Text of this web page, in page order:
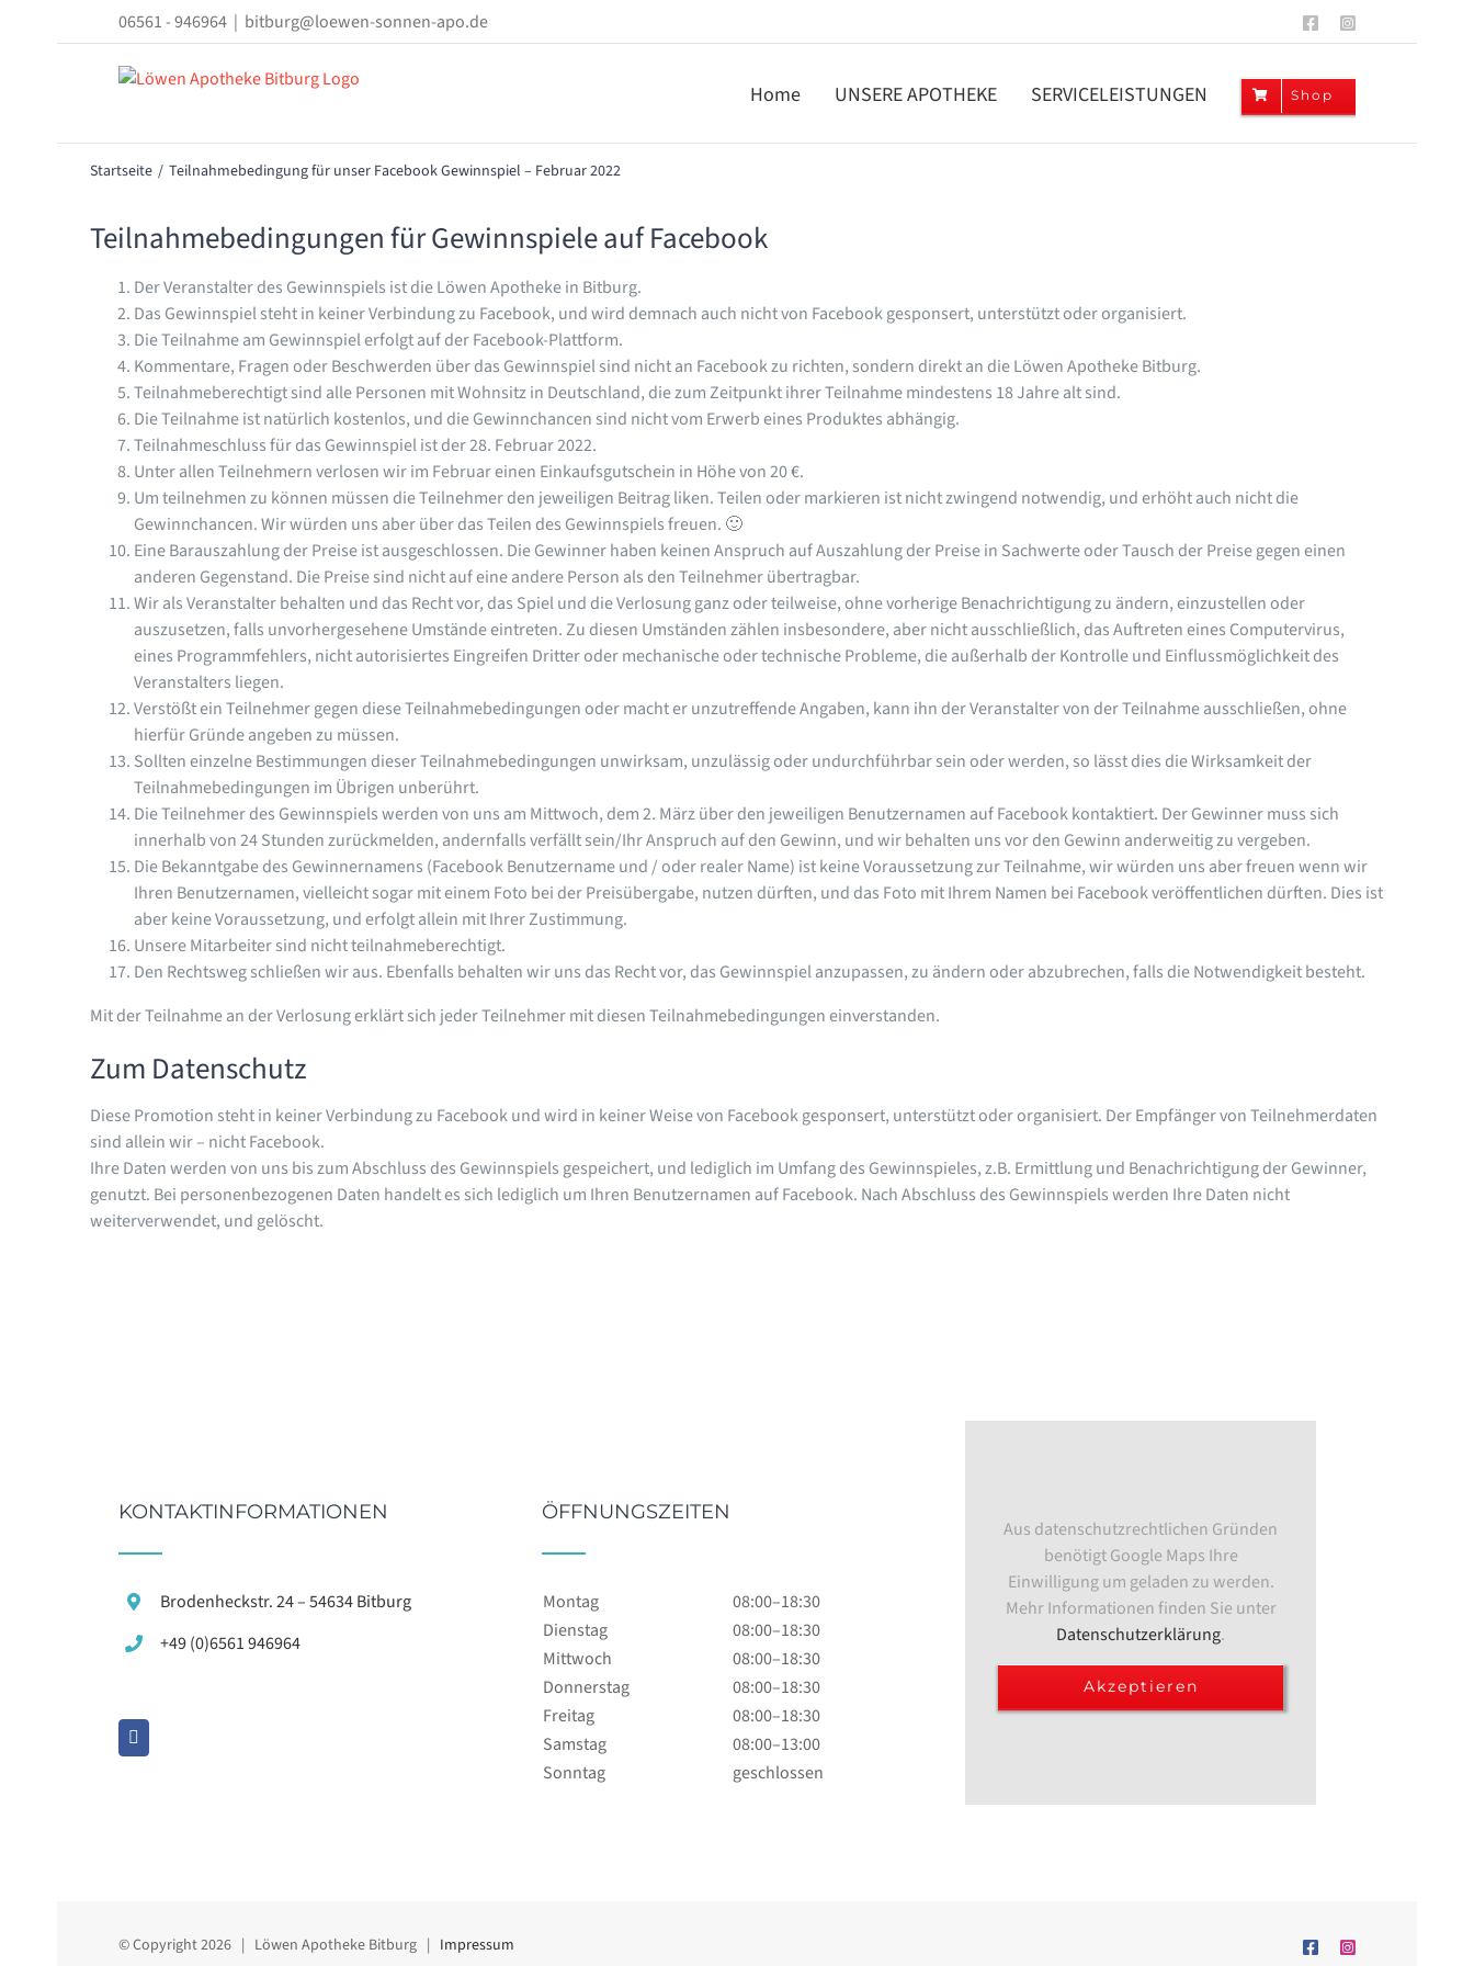
06561 - 946964 | bitburg@loewen-sonnen-apo.de FacebookInstagram
Home UNSERE APOTHEKE SERVICELEISTUNGEN Shop
Startseite Teilnahmebedingung für unser Facebook Gewinnspiel – Februar 2022
Teilnahmebedingungen für Gewinnspiele auf Facebook
Der Veranstalter des Gewinnspiels ist die Löwen Apotheke in Bitburg.
Das Gewinnspiel steht in keiner Verbindung zu Facebook, und wird demnach auch nicht von Facebook gesponsert, unterstützt oder organisiert.
Die Teilnahme am Gewinnspiel erfolgt auf der Facebook-Plattform.
Kommentare, Fragen oder Beschwerden über das Gewinnspiel sind nicht an Facebook zu richten, sondern direkt an die Löwen Apotheke Bitburg.
Teilnahmeberechtigt sind alle Personen mit Wohnsitz in Deutschland, die zum Zeitpunkt ihrer Teilnahme mindestens 18 Jahre alt sind.
Die Teilnahme ist natürlich kostenlos, und die Gewinnchancen sind nicht vom Erwerb eines Produktes abhängig.
Teilnahmeschluss für das Gewinnspiel ist der 28. Februar 2022.
Unter allen Teilnehmern verlosen wir im Februar einen Einkaufsgutschein in Höhe von 20 €.
Um teilnehmen zu können müssen die Teilnehmer den jeweiligen Beitrag liken. Teilen oder markieren ist nicht zwingend notwendig, und erhöht auch nicht die
Gewinnchancen. Wir würden uns aber über das Teilen des Gewinnspiels freuen. 🙂
Eine Barauszahlung der Preise ist ausgeschlossen. Die Gewinner haben keinen Anspruch auf Auszahlung der Preise in Sachwerte oder Tausch der Preise gegen einen
anderen Gegenstand. Die Preise sind nicht auf eine andere Person als den Teilnehmer übertragbar.
Wir als Veranstalter behalten und das Recht vor, das Spiel und die Verlosung ganz oder teilweise, ohne vorherige Benachrichtigung zu ändern, einzustellen oder
auszusetzen, falls unvorhergesehene Umstände eintreten. Zu diesen Umständen zählen insbesondere, aber nicht ausschließlich, das Auftreten eines Computervirus,
eines Programmfehlers, nicht autorisiertes Eingreifen Dritter oder mechanische oder technische Probleme, die außerhalb der Kontrolle und Einflussmöglichkeit des
Veranstalters liegen.
Verstößt ein Teilnehmer gegen diese Teilnahmebedingungen oder macht er unzutreffende Angaben, kann ihn der Veranstalter von der Teilnahme ausschließen, ohne
hierfür Gründe angeben zu müssen.
Sollten einzelne Bestimmungen dieser Teilnahmebedingungen unwirksam, unzulässig oder undurchführbar sein oder werden, so lässt dies die Wirksamkeit der
Teilnahmebedingungen im Übrigen unberührt.
Die Teilnehmer des Gewinnspiels werden von uns am Mittwoch, dem 2. März über den jeweiligen Benutzernamen auf Facebook kontaktiert. Der Gewinner muss sich
innerhalb von 24 Stunden zurückmelden, andernfalls verfällt sein/Ihr Anspruch auf den Gewinn, und wir behalten uns vor den Gewinn anderweitig zu vergeben.
Die Bekanntgabe des Gewinnernamens (Facebook Benutzername und / oder realer Name) ist keine Voraussetzung zur Teilnahme, wir würden uns aber freuen wenn wir
Ihren Benutzernamen, vielleicht sogar mit einem Foto bei der Preisübergabe, nutzen dürften, und das Foto mit Ihrem Namen bei Facebook veröffentlichen dürften. Dies ist
aber keine Voraussetzung, und erfolgt allein mit Ihrer Zustimmung.
Unsere Mitarbeiter sind nicht teilnahmeberechtigt.
Den Rechtsweg schließen wir aus. Ebenfalls behalten wir uns das Recht vor, das Gewinnspiel anzupassen, zu ändern oder abzubrechen, falls die Notwendigkeit besteht.
Mit der Teilnahme an der Verlosung erklärt sich jeder Teilnehmer mit diesen Teilnahmebedingungen einverstanden.
Zum Datenschutz
Diese Promotion steht in keiner Verbindung zu Facebook und wird in keiner Weise von Facebook gesponsert, unterstützt oder organisiert. Der Empfänger von Teilnehmerdaten
sind allein wir – nicht Facebook.
Ihre Daten werden von uns bis zum Abschluss des Gewinnspiels gespeichert, und lediglich im Umfang des Gewinnspieles, z.B. Ermittlung und Benachrichtigung der Gewinner,
genutzt. Bei personenbezogenen Daten handelt es sich lediglich um Ihren Benutzernamen auf Facebook. Nach Abschluss des Gewinnspiels werden Ihre Daten nicht
weiterverwendet, und gelöscht.
KONTAKTINFORMATIONEN
Brodenheckstr. 24 – 54634 Bitburg
+49 (0)6561 946964
ÖFFNUNGSZEITEN
Montag
08:00–18:30
Dienstag
08:00–18:30
Mittwoch
08:00–18:30
Donnerstag
08:00–18:30
Freitag
08:00–18:30
Samstag
08:00–13:00
Sonntag
geschlossen
Aus datenschutzrechtlichen Gründen
benötigt Google Maps Ihre
Einwilligung um geladen zu werden.
Mehr Informationen finden Sie unter
Datenschutzerklärung.
Akzeptieren
© Copyright2026 | Löwen Apotheke Bitburg | Impressum FacebookInstagram